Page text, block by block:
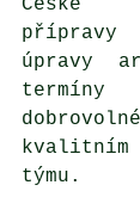
České
přípravy
úpravy
týmu.